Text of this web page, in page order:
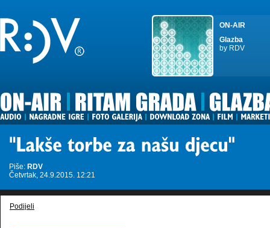
ON-AIR
Glazba
by RDV
Piše: RDV
Četvrtak, 24.9.2015. 12:21
Podijeli